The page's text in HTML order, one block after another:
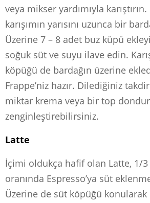
veya mikser yardımıyla
karışımın yarısını uzunca bir
Üzerine 7 – 8 adet buz küpü
soğuk süt ve suyu ilave edin.
köpüğü de bardağın üzerine
Frappe’niz hazır. Dilediğiniz
miktar krema veya bir top
zenginleştirebilirsiniz.
Latte
İçimi oldukça hafif olan Latte, 1/3
oranında Espresso’ya süt
Üzerine de süt köpüğü